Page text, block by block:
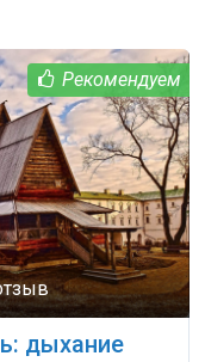
дыхание